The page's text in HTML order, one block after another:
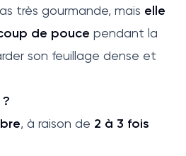
très gourmande, mais elle
de pouce pendant la
son feuillage dense et
, à raison de 2 à 3 fois